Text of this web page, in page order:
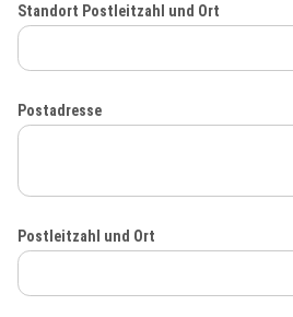
Standort Postleitzahl und Ort
Postadresse
Postleitzahl und Ort